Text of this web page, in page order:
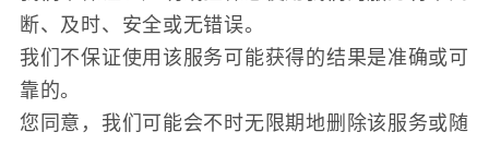
断、及时、安全或无错误。
我们不保证使用该服务可能获得的结果是准确或可
靠的。
您同意，我们可能会不时无限期地删除该服务或随